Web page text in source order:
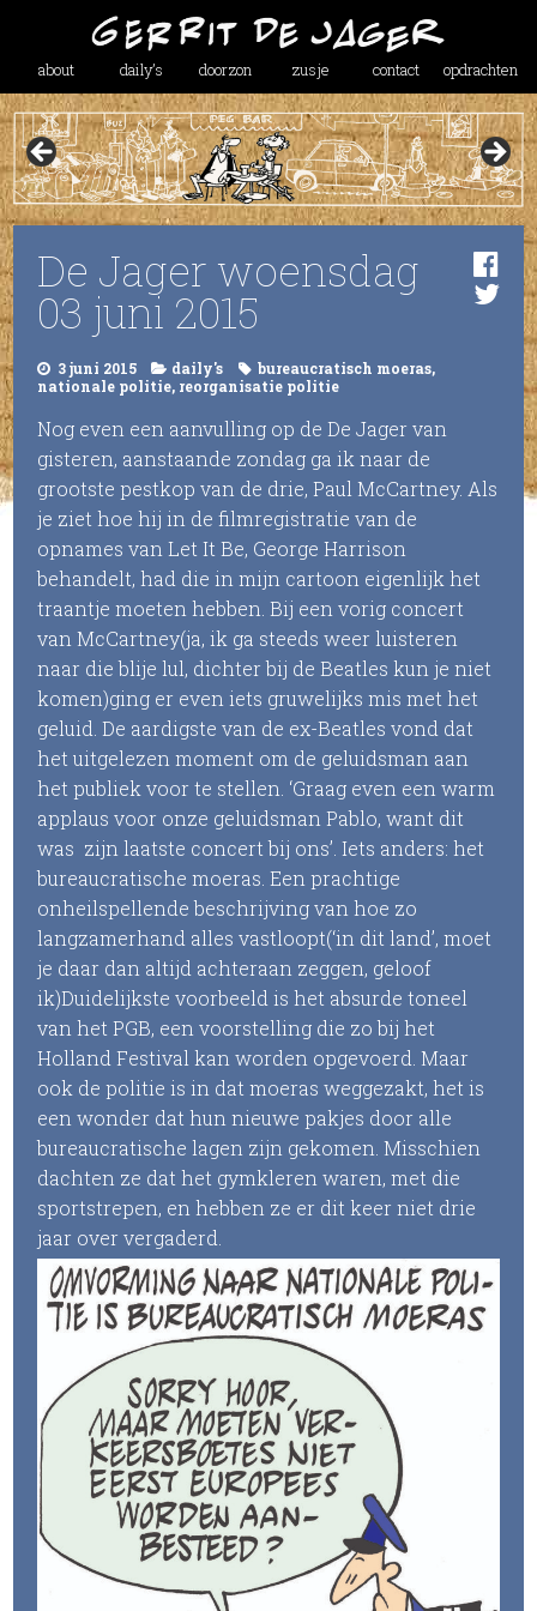
about daily’s doorzon zusje contact opdrachten
De Jager woensdag
03 juni 2015
3 juni 2015 daily's bureaucratisch moeras,
nationale politie, reorganisatie politie
Nog even een aanvulling op de De Jager van
gisteren, aanstaande zondag ga ik naar de
grootste pestkop van de drie, Paul McCartney. Als
je ziet hoe hij in de filmregistratie van de
opnames van Let It Be, George Harrison
behandelt, had die in mijn cartoon eigenlijk het
traantje moeten hebben. Bij een vorig concert
van McCartney(ja, ik ga steeds weer luisteren
naar die blije lul, dichter bij de Beatles kun je niet
komen)ging er even iets gruwelijks mis met het
geluid. De aardigste van de ex-Beatles vond dat
het uitgelezen moment om de geluidsman aan
het publiek voor te stellen. ‘Graag even een warm
applaus voor onze geluidsman Pablo, want dit
was zijn laatste concert bij ons’. Iets anders: het
bureaucratische moeras. Een prachtige
onheilspellende beschrijving van hoe zo
langzamerhand alles vastloopt(‘in dit land’, moet
je daar dan altijd achteraan zeggen, geloof
ik)Duidelijkste voorbeeld is het absurde toneel
van het PGB, een voorstelling die zo bij het
Holland Festival kan worden opgevoerd. Maar
ook de politie is in dat moeras weggezakt, het is
een wonder dat hun nieuwe pakjes door alle
bureaucratische lagen zijn gekomen. Misschien
dachten ze dat het gymkleren waren, met die
sportstrepen, en hebben ze er dit keer niet drie
jaar over vergaderd.